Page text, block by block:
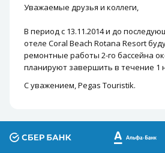
Уважаемые друзья и коллеги,
В период с 13.11.2014 и до
отеле Coral Beach Rotana Resort
ремонтные работы 2-го бассейна
планируют завершить в течение 1
С уважением, Pegas Touristik.